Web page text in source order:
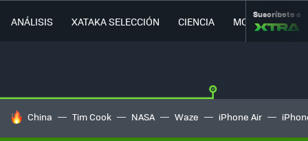
ANÁLISIS XATAKA SELECCIÓN CIENCIA MOVILIDAD
Suscríbete a
HOY SE HABLA DE
China Tim Cook NASA Waze iPhone Air